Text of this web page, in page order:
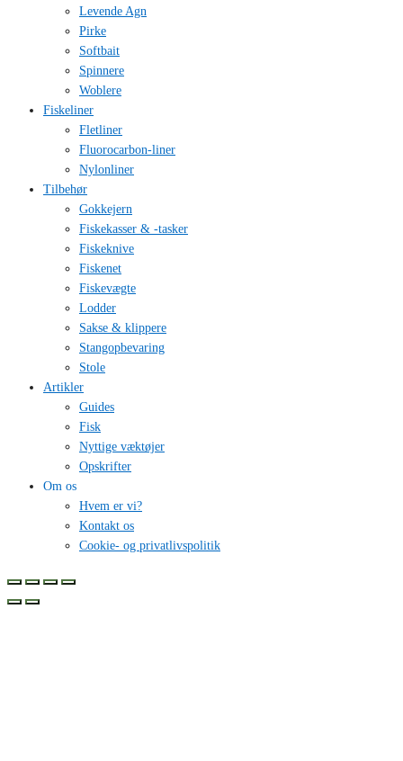
Levende Agn
Pirke
Softbait
Spinnere
Woblere
Fiskeliner
Fletliner
Fluorocarbon-liner
Nylonliner
Tilbehør
Gokkejern
Fiskekasser & -tasker
Fiskeknive
Fiskenet
Fiskevægte
Lodder
Sakse & klippere
Stangopbevaring
Stole
Artikler
Guides
Fisk
Nyttige væktøjer
Opskrifter
Om os
Hvem er vi?
Kontakt os
Cookie- og privatlivspolitik